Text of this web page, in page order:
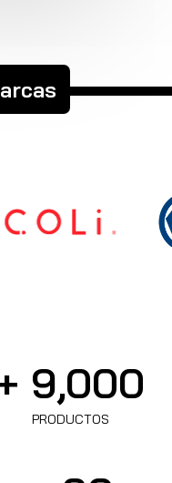
PRODUCTOS
9,000